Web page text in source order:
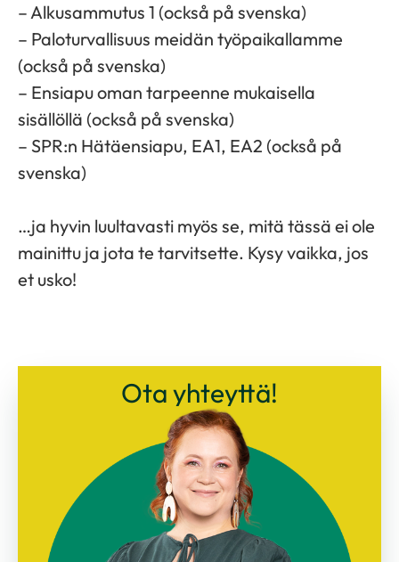
– Alkusammutus 1 (också på svenska)
– Paloturvallisuus meidän työpaikallamme
(också på svenska)
– Ensiapu oman tarpeenne mukaisella
sisällöllä (också på svenska)
– SPR:n Hätäensiapu, EA1, EA2 (också på
svenska)
…ja hyvin luultavasti myös se, mitä tässä ei ole
mainittu ja jota te tarvitsette. Kysy vaikka, jos
et usko!
Ota yhteyttä!